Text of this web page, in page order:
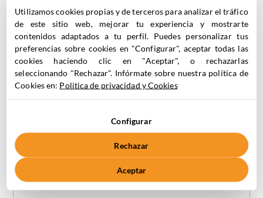
Ads, te ayudamos a dar mayor visibilidad a
tus productos, llegando al público objetivo
e incrementando las ventas.
Pide tu consulta
Utilizamos cookies propias y de terceros para analizar el tráfico
de este sitio web, mejorar tu experiencia y mostrarte
contenidos adaptados a tu perfil. Puedes personalizar tus
preferencias sobre cookies en "Configurar", aceptar todas las
cookies haciendo clic en "Aceptar", o rechazarlas
seleccionando "Rechazar". Infórmate sobre nuestra política de
Cookies en: Politica de privacidad y Cookies
Configurar
Rechazar
Aceptar